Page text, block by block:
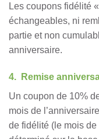
Les coupons fidélité
échangeables, ni
partie et non
anniversaire.
4. Remise
Un coupon de 10%
mois de
de fidélité (le mois de